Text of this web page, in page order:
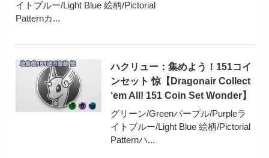
イトブルー/Light Blue 絵柄/Pictorial
Patternカ...
ハクリュー：集めよう！151コイ
ンセット 惊【Dragonair Collect
‘em All! 151 Coin Set Wonder】
グリーン/Greenパープル/Purpleラ
イトブルー/Light Blue 絵柄/Pictorial
Patternハ...